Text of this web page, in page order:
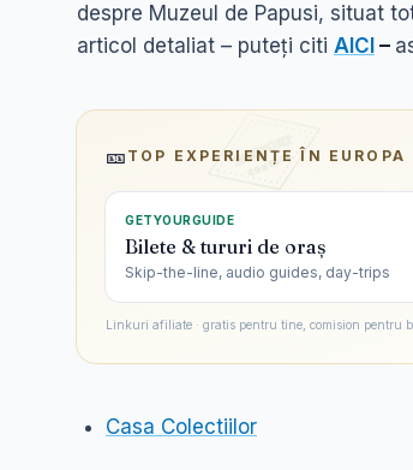
despre Muzeul de Papusi, situat
articol detaliat – puteți citi AICI –
🎫 TOP EXPERIENȚE ÎN EUROPA
GETYOURGUIDE
Bilete & tururi de oraș
Skip-the-line, audio guides, day-trips
Linkuri afiliate · gratis pentru tine, comision pentru
Casa Colectiilor